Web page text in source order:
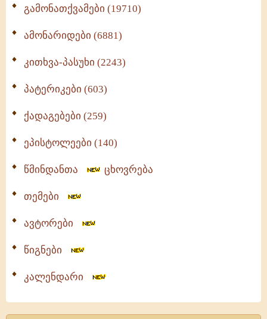
გამონათქვამები (19710)
ამონარიდები (6881)
კითხვა-პასუხი (2243)
პატერიკები (603)
ქადაგებები (259)
ეპისტოლეები (140)
წმინდანთა ცხოვრება
თემები
ავტორები
წიგნები
კალენდარი